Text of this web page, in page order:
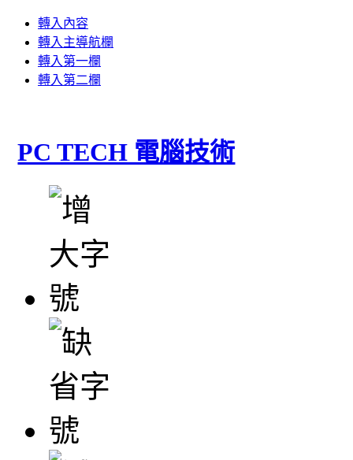
轉入內容
轉入主導航欄
轉入第一欄
轉入第二欄
PC TECH 電腦技術